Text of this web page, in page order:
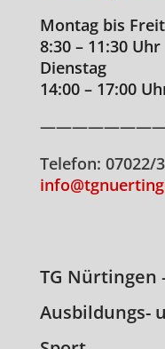
Montag bis
8:30 – 11:30 Uhr
Dienstag
14:00 – 17:00
Telefon: 07022/
TG Nürtingen
Ausbildungs-